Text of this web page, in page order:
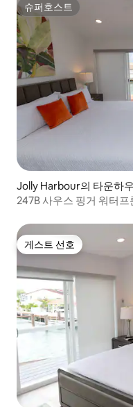
슈퍼호스트
슈퍼호스트
Jolly Harbour의 타운하
247B 사우스 핑거 워터
게스트 선호
게스트 선호